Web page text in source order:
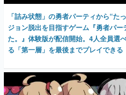
「詰み状態」の勇者パーティから“た
ジョン脱出を目指すゲーム『勇者パ
た。』体験版が配信開始。4人全員選
る「第一層」を最後までプレイできる